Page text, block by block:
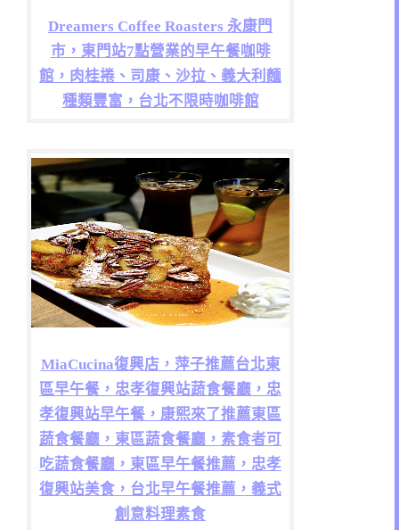
Dreamers Coffee Roasters 永康門
市，東門站7點營業的早午餐咖啡
館，肉桂捲、司康、沙拉、義大利麵
種類豐富，台北不限時咖啡館
MiaCucina復興店，萍子推薦台北東
區早午餐，忠孝復興站蔬食餐廳，忠
孝復興站早午餐，康熙來了推薦東區
蔬食餐廳，東區蔬食餐廳，素食者可
吃蔬食餐廳，東區早午餐推薦，忠孝
復興站美食，台北早午餐推薦，義式
創意料理素食